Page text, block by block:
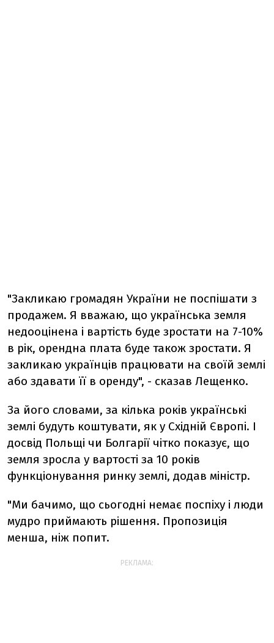
"Закликаю громадян України не поспішати з
продажем. Я вважаю, що українська земля
недооцінена і вартість буде зростати на 7-10%
в рік, орендна плата буде також зростати. Я
закликаю українців працювати на своїй землі
або здавати її в оренду", - сказав Лещенко.
За його словами, за кілька років українські
землі будуть коштувати, як у Східній Європі. І
досвід Польщі чи Болгарії чітко показує, що
земля зросла у вартості за 10 років
функціонування ринку землі, додав міністр.
"Ми бачимо, що сьогодні немає поспіху і люди
мудро приймають рішення. Пропозиція
менша, ніж попит.
РЕКЛАМА: